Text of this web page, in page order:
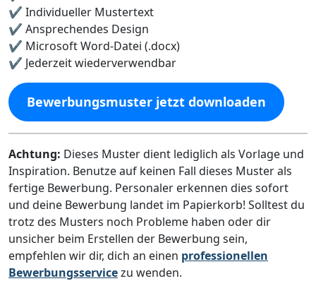
✔️ Individueller Mustertext
✔️ Ansprechendes Design
✔️ Microsoft Word-Datei (.docx)
✔️ Jederzeit wiederverwendbar
Bewerbungsmuster jetzt downloaden
Achtung: Dieses Muster dient lediglich als Vorlage und
Inspiration. Benutze auf keinen Fall dieses Muster als
fertige Bewerbung. Personaler erkennen dies sofort
und deine Bewerbung landet im Papierkorb! Solltest du
trotz des Musters noch Probleme haben oder dir
unsicher beim Erstellen der Bewerbung sein,
empfehlen wir dir, dich an einen professionellen
Bewerbungsservicezu wenden.